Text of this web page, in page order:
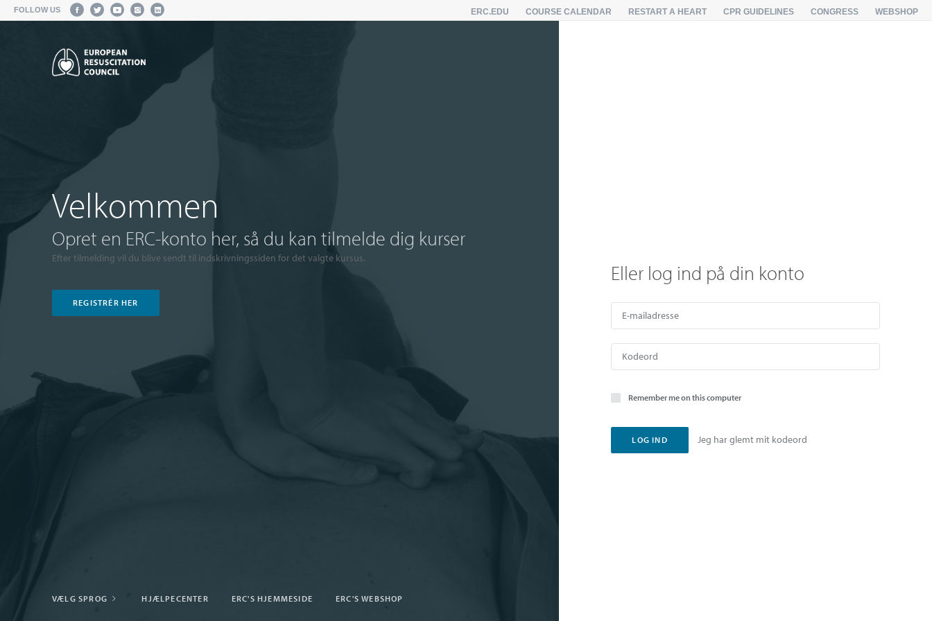
FOLLOW US ERC.EDU COURSE CALENDAR RESTART A HEART CPR GUIDELINES CONGRESS WEBSHOP
Velkommen
Opret en ERC-konto her, så du kan tilmelde dig kurser
Efter tilmelding vil du blive sendt til indskrivningssiden for det valgte kursus.
REGISTRÉR HER
VÆLG SPROG HJÆLPECENTER ERC'S HJEMMESIDE ERC'S WEBSHOP
Eller log ind på din konto
Remember me on this computer
Jeg har glemt mit kodeord